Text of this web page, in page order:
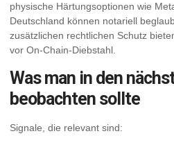
physische Härtungsoptionen wie
Deutschland können notariell
zusätzlichen rechtlichen Schutz
vor On-Chain-Diebstahl.
Was man in den
beobachten sollte
Signale, die relevant sind: